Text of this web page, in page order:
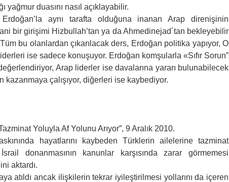
yağmur duasını nasıl açıklayabilir.
Erdoğan’la aynı tarafta olduğuna inanan Arap direnişinin
bir girişimi Hizbullah’tan ya da Ahmedinejad´tan bekleyebilir
bu olanlardan çıkarılacak ders, Erdoğan politika yapıyor, O
ise sadece konuşuyor. Erdoğan komşularla «Sıfır Sorun”
Arap liderler ise davalarına yararı bulunabilecek
kazanmaya çalışıyor, diğerleri ise kaybediyor.
Yoluyla Af Yolunu Arıyor”, 9 Aralık 2010.
hayatlarını kaybeden Türklerin ailelerine tazminat
İsrail donanmasının kanunlar karşısında zarar görmemesi
aktardı.
atıldı ancak ilişkilerin tekrar iyileştirilmesi yollarını da içeren